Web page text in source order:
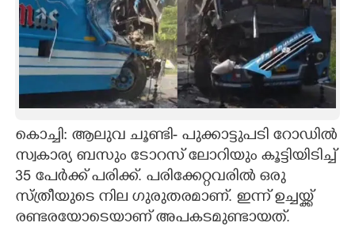
ART
CARTOONS
LITERATURE
ZOOM
കൊച്ചി: ആലുവ ചൂണ്ടി- പുക്കാട്ടുപടി റോഡിൽ
സ്വകാര്യ ബസും ടോറസ് ലോറിയും കൂട്ടിയിടിച്ച്
35 പേർക്ക് പരിക്ക്. പരിക്കേറ്റവരിൽ ഒരു
സ്ത്രീയുടെ നില ഗുരുതരമാണ്. ഇന്ന് ഉച്ചയ്ക്ക്
രണ്ടരയോടെയാണ് അപകടമുണ്ടായത്.